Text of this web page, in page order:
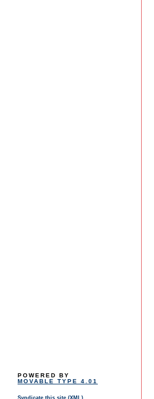
POWERED BY
MOVABLE TYPE 4.01